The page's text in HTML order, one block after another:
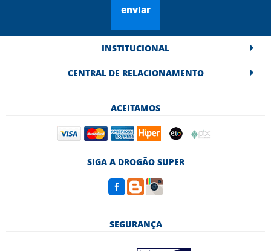
enviar
INSTITUCIONAL
CENTRAL DE RELACIONAMENTO
ACEITAMOS
SIGA A DROGÃO SUPER
SEGURANÇA